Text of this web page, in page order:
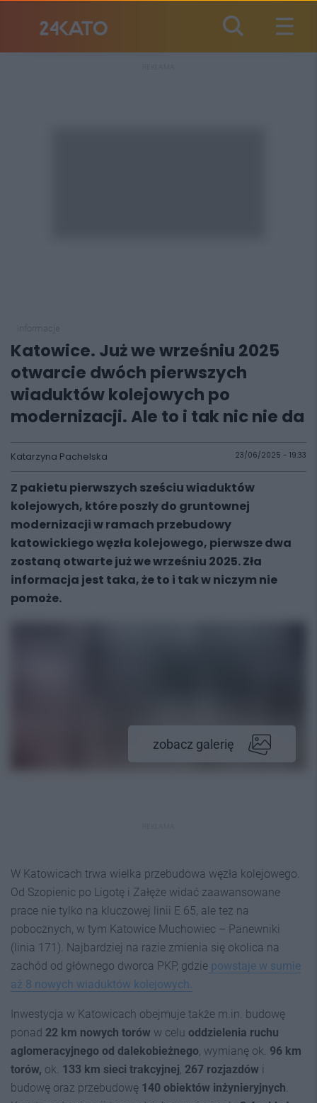
Katowice. Już we wrześniu 2025
otwarcie dwóch pierwszych
wiaduktów kolejowych po
modernizacji. Ale to i tak nic nie da
Katarzyna Pachelska 23/06/2025 - 19:33
Z pakietu pierwszych sześciu wiaduktów
kolejowych, które poszły do gruntownej
modernizacji w ramach przebudowy
katowickiego węzła kolejowego, pierwsze dwa
zostaną otwarte już we wrześniu 2025. Zła
informacja jest taka, że to i tak w niczym nie
pomoże.
zobacz galerię
W Katowicach trwa wielka przebudowa węzła kolejowego.
Od Szopienic po Ligotę i Załęże widać zaawansowane
prace nie tylko na kluczowej linii E 65, ale też na
pobocznych, w tym Katowice Muchowiec – Panewniki
(linia 171). Najbardziej na razie zmienia się okolica na
zachód od głównego dworca PKP, gdzie powstaje w sumie
aż 8 nowych wiaduktów kolejowych.
Inwestycja w Katowicach obejmuje także m.in. budowę
ponad 22 km nowych torów w celu oddzielenia ruchu
aglomeracyjnego od dalekobieżnego, wymianę ok. 96 km
torów, ok. 133 km sieci trakcyjnej, 267 rozjazdów i
budowę oraz przebudowę 140 obiektów inżynieryjnych.